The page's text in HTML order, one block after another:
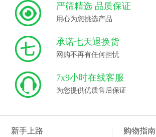
严筛精选 品质保证
用心为您挑选产品
承诺七天退换货
网购不再有任何担忧
7x9小时在线客服
为您提供优质售后保证
新手上路 购物指南